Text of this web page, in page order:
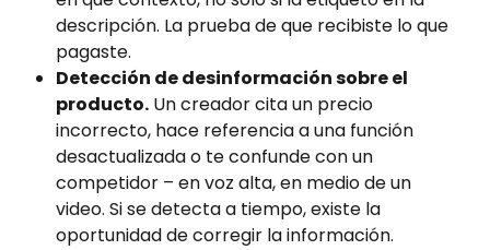
descripción. La prueba de que recibiste lo que
pagaste.
Detección de desinformación sobre el
producto. Un creador cita un precio
incorrecto, hace referencia a una función
desactualizada o te confunde con un
competidor – en voz alta, en medio de un
video. Si se detecta a tiempo, existe la
oportunidad de corregir la información.